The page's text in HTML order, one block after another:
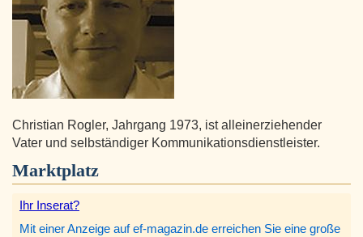
Christian Rogler, Jahrgang 1973, ist alleinerziehender
Vater und selbständiger Kommunikationsdienstleister.
Marktplatz
Ihr Inserat?
Mit einer Anzeige auf ef-magazin.de erreichen Sie eine große